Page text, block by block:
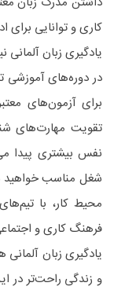
کاری و توانایی
یادگیری زبان
در دوره‌های آموزشی
برای آزمون‌های
تقویت مهارت‌های
نفس بیشتری پیدا
شغل مناسب خواهید
محیط کار، با
فرهنگ کاری و
یادگیری زبان
و زندگی راحت‌تر در